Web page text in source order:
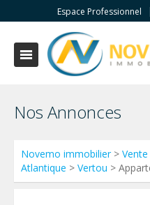
Espace Professionnel
Nos Annonces
Novemo immobilier> Vente
Atlantique > Vertou >